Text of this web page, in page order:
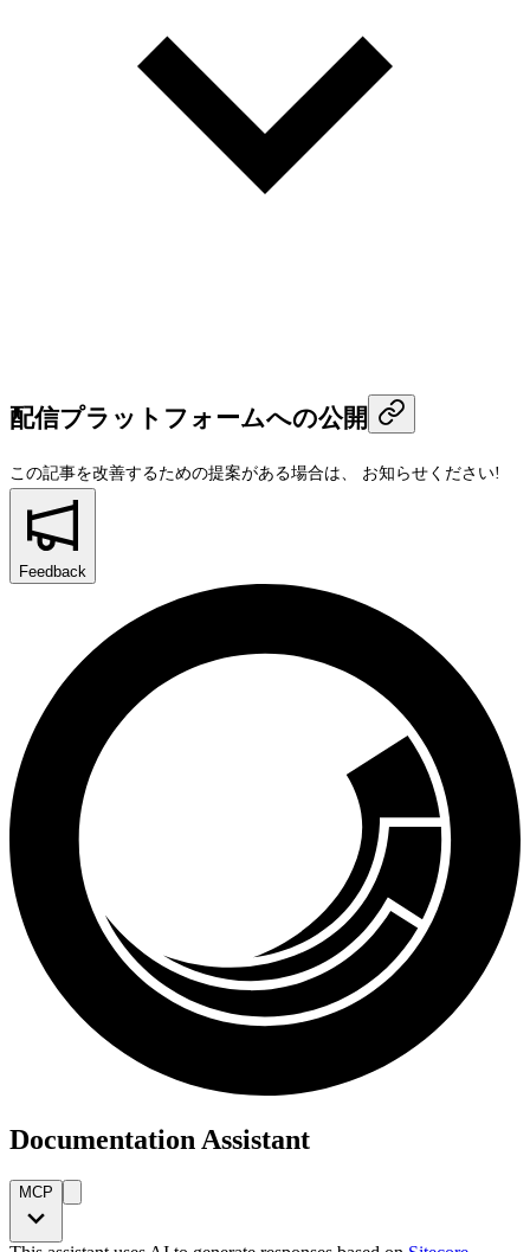
配信プラットフォームへの公開
この記事を改善するための提案がある場合は、 お知らせください!
Feedback
Documentation Assistant
MCP